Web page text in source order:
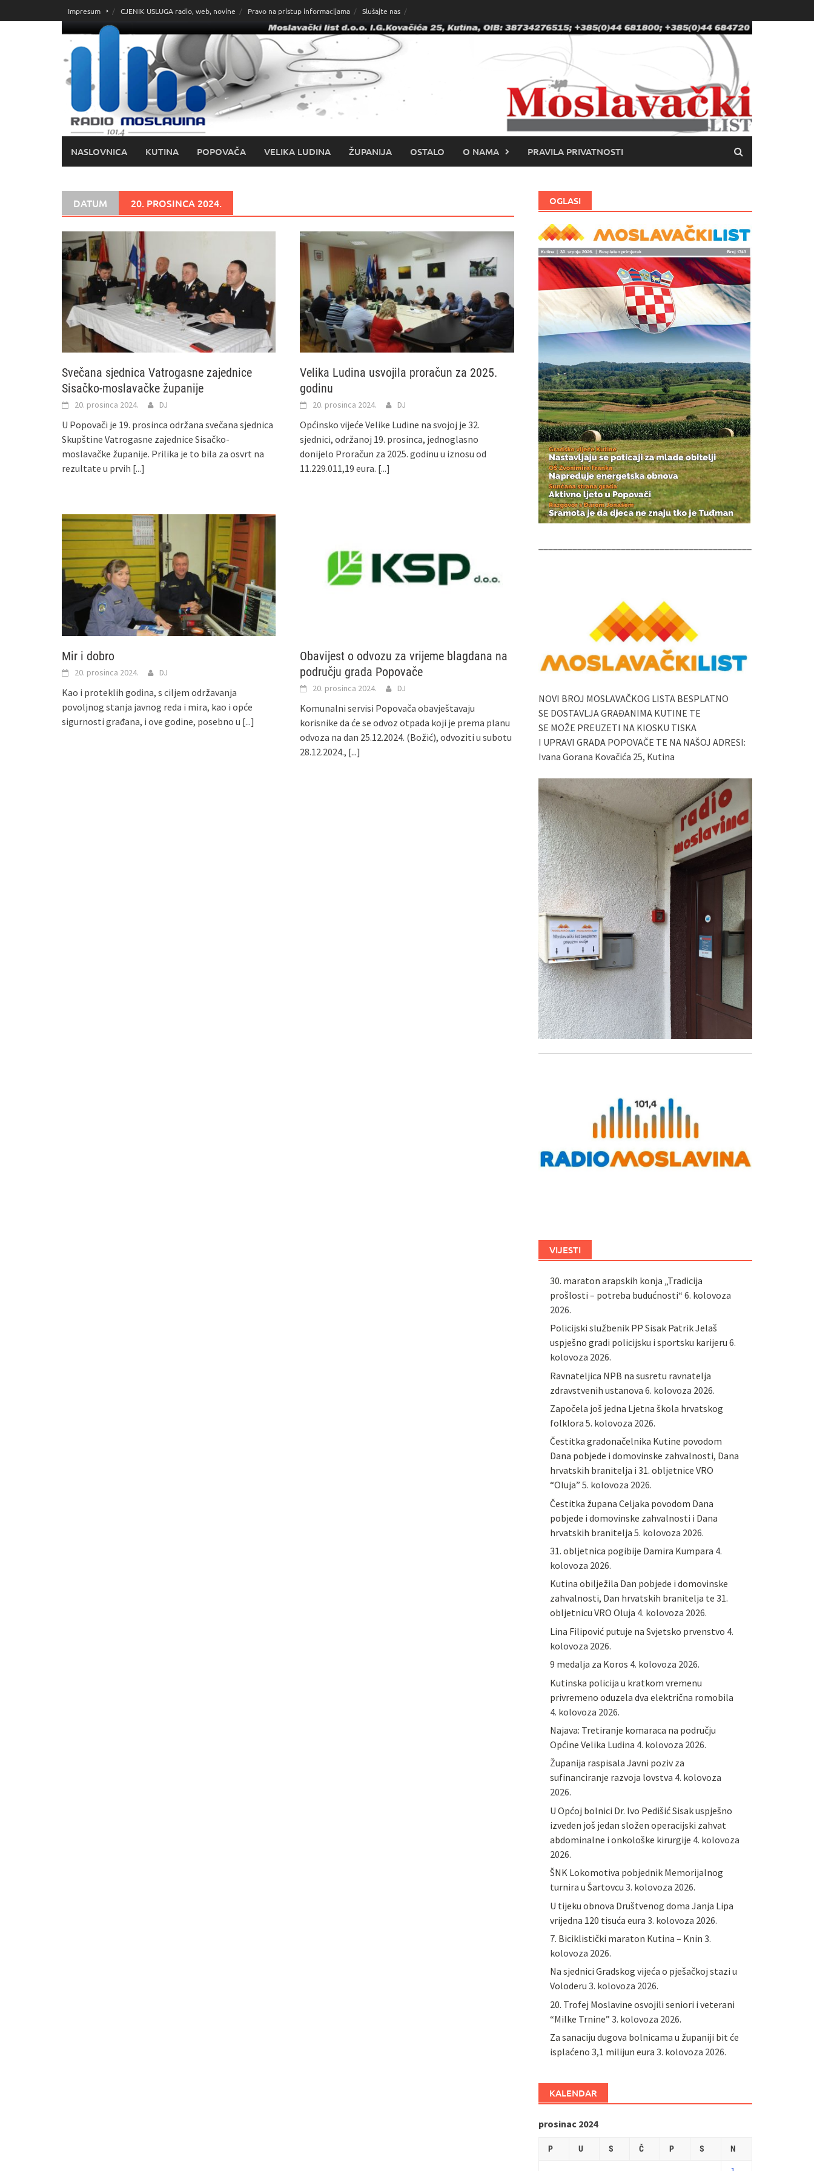
do
Impresum CJENIK USLUGA radio, web, novine Pravo na pristup informacijama Slušajte nas
NASLOVNICA KUTINA POPOVAČA VELIKA LUDINA ŽUPANIJA OSTALO O NAMA PRAVILA PRIVATNOSTI
DATUM 20. PROSINCA 2024.
Svečana sjednica Vatrogasne zajednice
Sisačko-moslavačke županije
20. prosinca 2024. DJ
U Popovači je 19. prosinca održana svečana sjednica
Skupštine Vatrogasne zajednice Sisačko-
moslavačke županije. Prilika je to bila za osvrt na
rezultate u prvih [...]
Velika Ludina usvojila proračun za 2025.
godinu
20. prosinca 2024. DJ
Općinsko vijeće Velike Ludine na svojoj je 32.
sjednici, održanoj 19. prosinca, jednoglasno
donijelo Proračun za 2025. godinu u iznosu od
11.229.011,19 eura. [...]
Mir i dobro
20. prosinca 2024. DJ
Kao i proteklih godina, s ciljem održavanja
povoljnog stanja javnog reda i mira, kao i opće
sigurnosti građana, i ove godine, posebno u [...]
Obavijest o odvozu za vrijeme blagdana na
području grada Popovače
20. prosinca 2024. DJ
Komunalni servisi Popovača obavještavaju
korisnike da će se odvoz otpada koji je prema planu
odvoza na dan 25.12.2024. (Božić), odvoziti u subotu
28.12.2024., [...]
OGLASI
NOVI BROJ MOSLAVAČKOG LISTA BESPLATNO
SE DOSTAVLJA GRAĐANIMA KUTINE TE
SE MOŽE PREUZETI NA KIOSKU TISKA
I UPRAVI GRADA POPOVAČE TE NA NAŠOJ ADRESI:
Ivana Gorana Kovačića 25, Kutina
VIJESTI
30. maraton arapskih konja „Tradicija
prošlosti – potreba budućnosti“ 6. kolovoza
2026.
Policijski službenik PP Sisak Patrik Jelaš
uspješno gradi policijsku i sportsku karijeru 6.
kolovoza 2026.
Ravnateljica NPB na susretu ravnatelja
zdravstvenih ustanova 6. kolovoza 2026.
Započela još jedna Ljetna škola hrvatskog
folklora 5. kolovoza 2026.
Čestitka gradonačelnika Kutine povodom
Dana pobjede i domovinske zahvalnosti, Dana
hrvatskih branitelja i 31. obljetnice VRO
“Oluja” 5. kolovoza 2026.
Čestitka župana Celjaka povodom Dana
pobjede i domovinske zahvalnosti i Dana
hrvatskih branitelja 5. kolovoza 2026.
31. obljetnica pogibije Damira Kumpara 4.
kolovoza 2026.
Kutina obilježila Dan pobjede i domovinske
zahvalnosti, Dan hrvatskih branitelja te 31.
obljetnicu VRO Oluja 4. kolovoza 2026.
Lina Filipović putuje na Svjetsko prvenstvo 4.
kolovoza 2026.
9 medalja za Koros 4. kolovoza 2026.
Kutinska policija u kratkom vremenu
privremeno oduzela dva električna romobila
4. kolovoza 2026.
Najava: Tretiranje komaraca na području
Općine Velika Ludina 4. kolovoza 2026.
Županija raspisala Javni poziv za
sufinanciranje razvoja lovstva 4. kolovoza
2026.
U Općoj bolnici Dr. Ivo Pedišić Sisak uspješno
izveden još jedan složen operacijski zahvat
abdominalne i onkološke kirurgije 4. kolovoza
2026.
ŠNK Lokomotiva pobjednik Memorijalnog
turnira u Šartovcu 3. kolovoza 2026.
U tijeku obnova Društvenog doma Janja Lipa
vrijedna 120 tisuća eura 3. kolovoza 2026.
7. Biciklistički maraton Kutina – Knin 3.
kolovoza 2026.
Na sjednici Gradskog vijeća o pješačkoj stazi u
Voloderu 3. kolovoza 2026.
20. Trofej Moslavine osvojili seniori i veterani
“Milke Trnine” 3. kolovoza 2026.
Za sanaciju dugova bolnicama u županiji bit će
isplaćeno 3,1 milijun eura 3. kolovoza 2026.
KALENDAR
prosinac 2024
P U S Č P S N